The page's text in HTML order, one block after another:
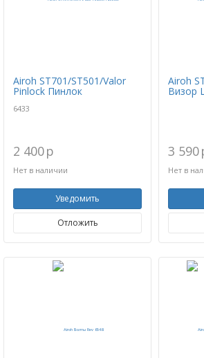
Airoh ST701/ST501/Valor
Pinlock Пинлок
6433
2 400p
Нет в наличии
Уведомить
Отложить
Airoh
Визор
3 590
Нет в